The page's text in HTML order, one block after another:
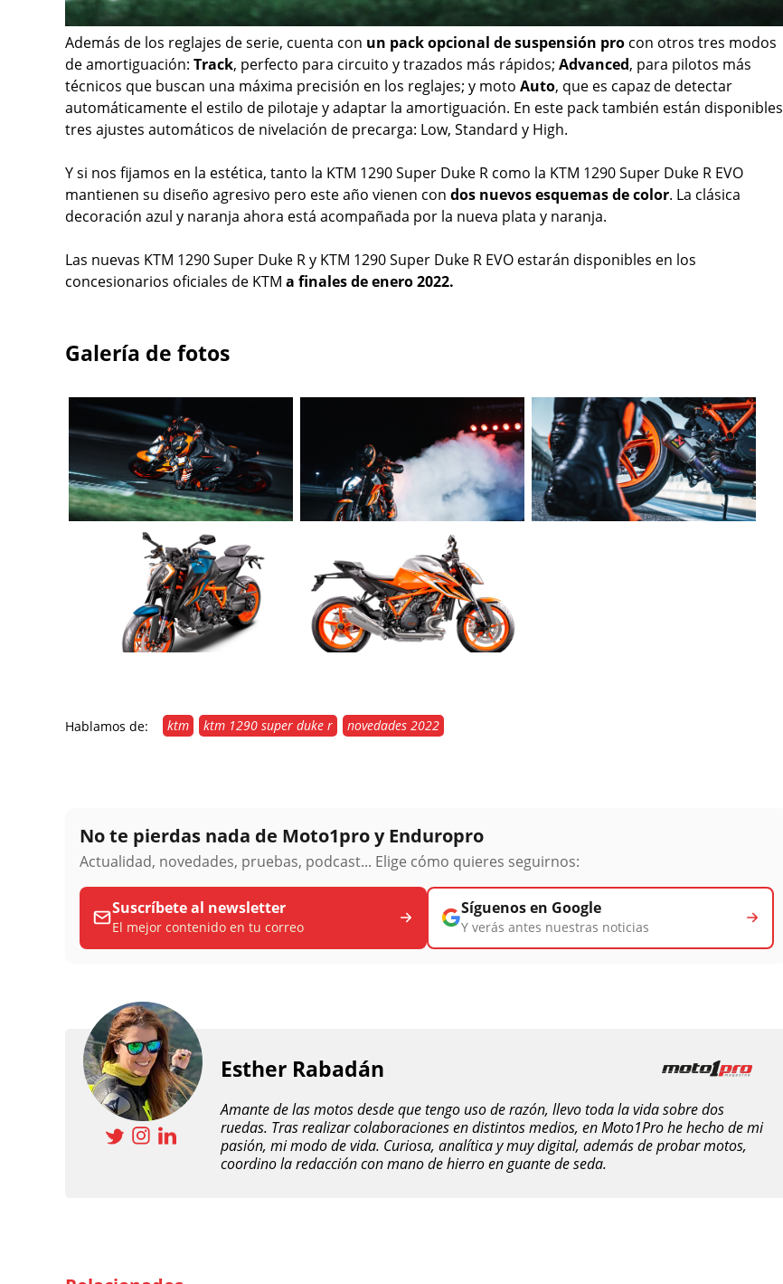
Además de los reglajes de serie, cuenta con un pack opcional de suspensión pro con otros tres modos
de amortiguación: Track, perfecto para circuito y trazados más rápidos; Advanced, para pilotos más
técnicos que buscan una máxima precisión en los reglajes; y moto Auto, que es capaz de detectar
automáticamente el estilo de pilotaje y adaptar la amortiguación. En este pack también están disponibles
tres ajustes automáticos de nivelación de precarga: Low, Standard y High.
Y si nos fijamos en la estética, tanto la KTM 1290 Super Duke R como la KTM 1290 Super Duke R EVO
mantienen su diseño agresivo pero este año vienen con dos nuevos esquemas de color. La clásica
decoración azul y naranja ahora está acompañada por la nueva plata y naranja.
Las nuevas KTM 1290 Super Duke R y KTM 1290 Super Duke R EVO estarán disponibles en los
concesionarios oficiales de KTM a finales de enero 2022.
Galería de fotos
Hablamos de: ktm ktm 1290 super duke r novedades 2022
No te pierdas nada de Moto1pro y Enduropro
Actualidad, novedades, pruebas, podcast... Elige cómo quieres seguirnos:
Suscríbete al newsletter
El mejor contenido en tu correo
Síguenos en Google
Y verás antes nuestras noticias
Esther Rabadán
Amante de las motos desde que tengo uso de razón, llevo toda la vida sobre dos
ruedas. Tras realizar colaboraciones en distintos medios, en Moto1Pro he hecho de mi
pasión, mi modo de vida. Curiosa, analítica y muy digital, además de probar motos,
coordino la redacción con mano de hierro en guante de seda.